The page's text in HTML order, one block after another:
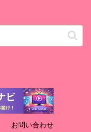
お問い合わせ